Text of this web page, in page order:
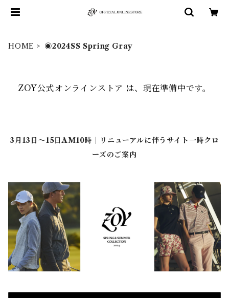
HOME ◉2024SS Spring Gray
ZOY公式オンラインストア は、現在準備中です。
3月13日～15日AM10時｜リニューアルに伴うサイト一時クロ
ーズのご案内